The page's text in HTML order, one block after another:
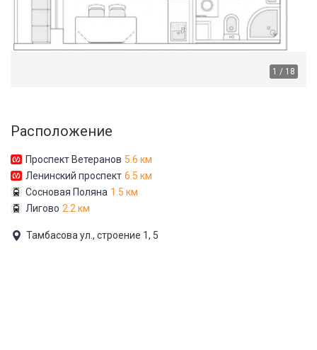
1 / 18
Расположение
Проспект Ветеранов 5.6 км
Ленинский проспект 6.5 км
Сосновая Поляна 1.5 км
Лигово 2.2 км
Тамбасова ул., строение 1, 5